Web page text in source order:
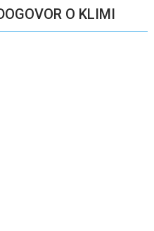
O KLIMI